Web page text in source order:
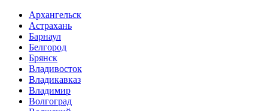
Архангельск
Астрахань
Барнаул
Белгород
Брянск
Владивосток
Владикавказ
Владимир
Волгоград